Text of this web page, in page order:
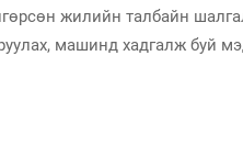
жилийн талбайн
машинд хадгалж буй